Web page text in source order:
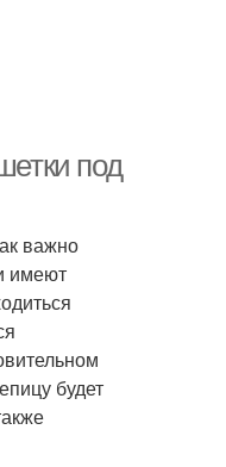
под
важно
имеют
будет